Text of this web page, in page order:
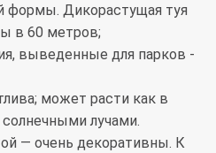
формы. Дикорастущая туя
в 60 метров;
выведенные для парков -
может расти как в
лучами.
— очень декоративны. К